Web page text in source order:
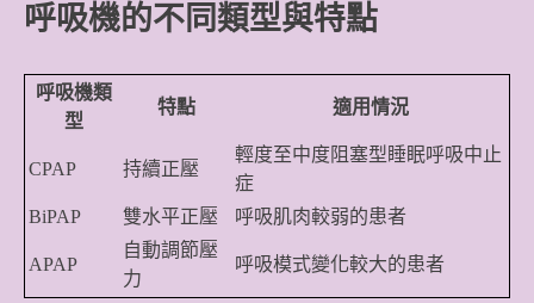
呼吸機的不同類型與特點
呼吸機類
型
特點 適用情況
CPAP 持續正壓
輕度至中度阻塞型睡眠呼吸中止
症
BiPAP
雙水平正壓 呼吸肌肉較弱的患者
APAP
自動調節壓
力
呼吸模式變化較大的患者